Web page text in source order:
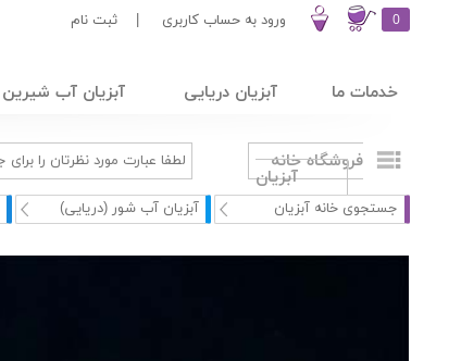
0 ورود به حساب کاربری ثبت نام
خدمات ما آبزیان دریایی آبزیان آب شیرین
فروشگاه خانه
آبزیان
جستجوی خانه آبزیان آبزیان آب شور (دریایی)